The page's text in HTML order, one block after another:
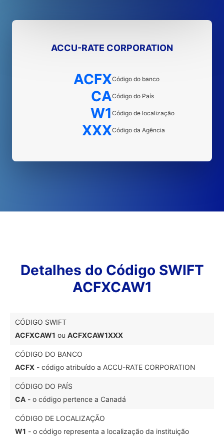
ACCU-RATE CORPORATION
ACFXCódigo do banco
CACódigo do País
W1 Código de localização
XXXCódigo da Agência
Detalhes do Código SWIFT
ACFXCAW1
CÓDIGO SWIFT
ACFXCAW1 ou ACFXCAW1XXX
CÓDIGO DO BANCO
ACFX - código atribuído a ACCU-RATE CORPORATION
CÓDIGO DO PAÍS
CA - o código pertence a Canadá
CÓDIGO DE LOCALIZAÇÃO
W1 - o código representa a localização da instituição